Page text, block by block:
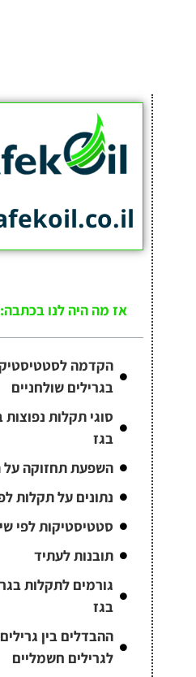
אז מה היה לנו בכתבה:
הקדמה
בגרילים שולחניים
סוגי תקלות נפוצות
בגז
השפעת תחזוקה על
נתונים על תקלות
סטטיסטיקות לפי
תובנות לעתיד
גורמים לתקלות
בגז
ההבדלים בין
לגרילים חשמליים